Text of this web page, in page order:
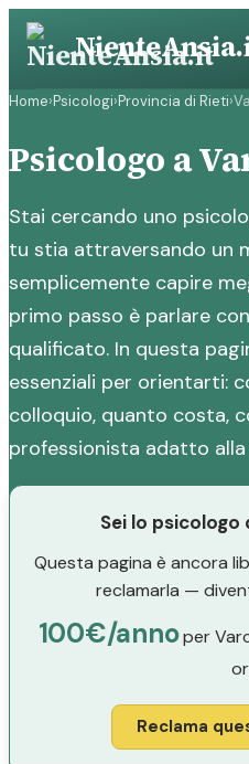
Vai
contenuto
Home›Psicologi›Provincia di Rieti›
Psicologo a
Stai cercando uno
tu stia attraversando un
semplicemente capire
primo passo è parlare
qualificato. In questa
essenziali per orientarti:
colloquio, quanto costa,
professionista adatto
Sei lo psicologo
Questa pagina è ancora
reclamarla —
100€/annoper
Reclama